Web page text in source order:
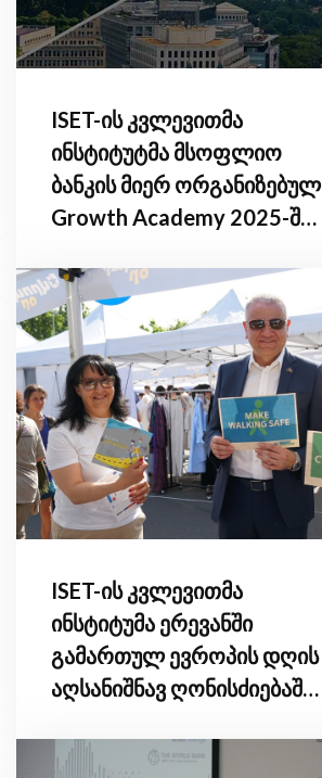
ISET-ის კვლევითმა
ინსტიტუტმა მსოფლიო
ბანკის მიერ ორგანიზებულ
Growth Academy 2025-ში
ISET-ის კვლევითმა
ინსტიტუმა ერევანში
გამართულ ევროპის დღის
აღსანიშნავ ღონისძიებაში